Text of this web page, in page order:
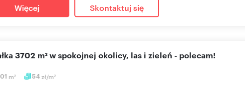
Więcej Skontaktuj się
m2 54zł/m2
3702 m² w spokojnej okolicy, las i zieleń - polecam!